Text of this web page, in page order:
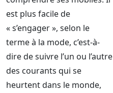
est plus facile de
« s’engager », selon le
terme à la mode, c’est-à-
dire de suivre l’un ou l’autre
des courants qui se
heurtent dans le monde,